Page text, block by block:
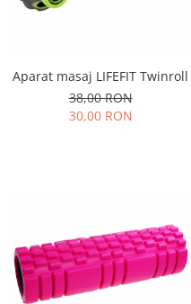
Aparat masaj LIFEFIT Twinroll
38,00 RON
30,00 RON